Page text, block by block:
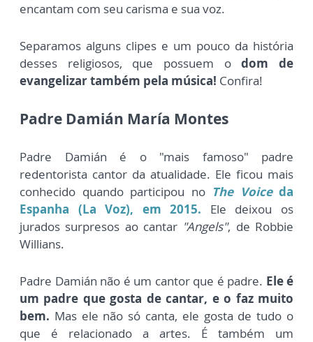
encantam com seu carisma e sua voz.
Separamos alguns clipes e um pouco da história
desses religiosos, que possuem odom de
evangelizar também pela música! Confira!
Padre Damián María Montes
Padre Damián é o "mais famoso" padre
redentorista cantor da atualidade. Ele ficou mais
conhecido quando participou no The Voice da
Espanha (La Voz), em 2015. Ele deixou os
jurados surpresos ao cantar "Angels", de Robbie
Willians.
Padre Damián não é um cantor que é padre. Ele é
um padre que gosta de cantar, e o faz muito
bem. Mas ele não só canta, ele gosta de tudo o
que é relacionado a artes. É também um